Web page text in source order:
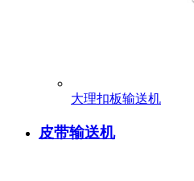
大理扣板输送机
皮带输送机